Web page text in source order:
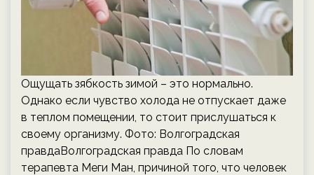
Ощущать зябкость зимой – это нормально.
Однако если чувство холода не отпускает даже
в теплом помещении, то стоит прислушаться к
своему организму. Фото: Волгоградская
правдаВолгоградская правда По словам
терапевта Меги Ман, причиной того, что человек